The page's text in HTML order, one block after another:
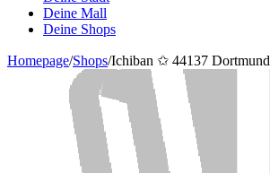
Deine Mall
Deine Shops
Homepage/Shops/Ichiban ✩ 44137 Dortmund